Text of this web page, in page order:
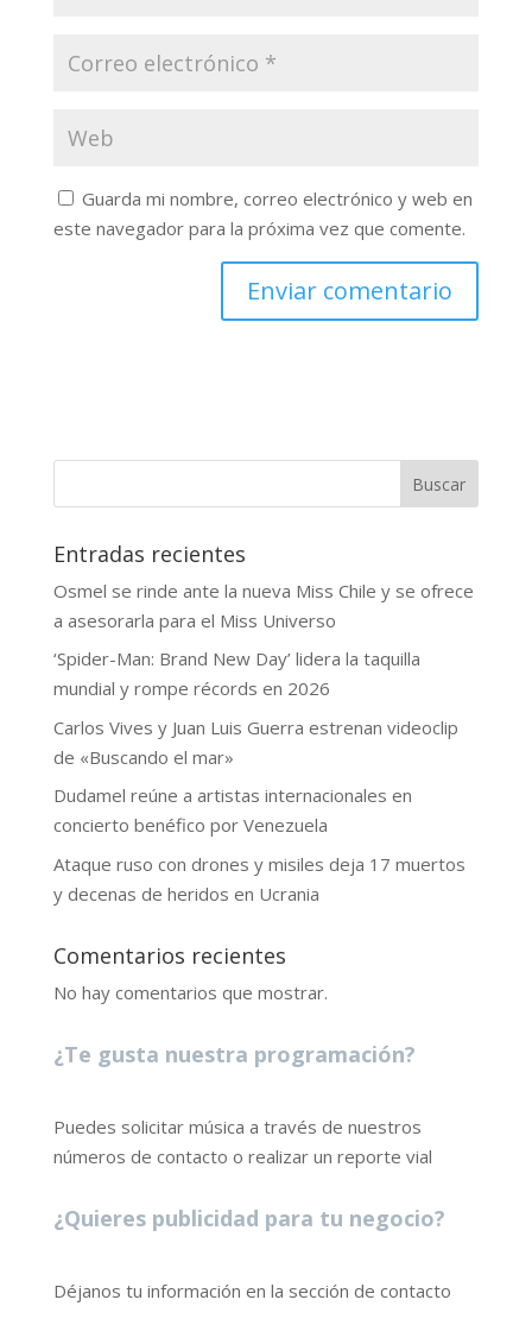
Guarda mi nombre, correo electrónico y web en
este navegador para la próxima vez que comente.
Buscar
Entradas recientes
Osmel se rinde ante la nueva Miss Chile y se ofrece
a asesorarla para el Miss Universo
‘Spider-Man: Brand New Day’ lidera la taquilla
mundial y rompe récords en 2026
Carlos Vives y Juan Luis Guerra estrenan videoclip
de «Buscando el mar»
Dudamel reúne a artistas internacionales en
concierto benéfico por Venezuela
Ataque ruso con drones y misiles deja 17 muertos
y decenas de heridos en Ucrania
Comentarios recientes
No hay comentarios que mostrar.
¿Te gusta nuestra programación?
Puedes solicitar música a través de nuestros
números de contacto o realizar un reporte vial
¿Quieres publicidad para tu negocio?
Déjanos tu información en la sección de contacto